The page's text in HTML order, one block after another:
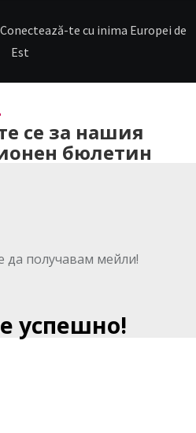
te cu inima Europei de
Est
се за нашия
бюлетин
да получавам мейли!
успешно!